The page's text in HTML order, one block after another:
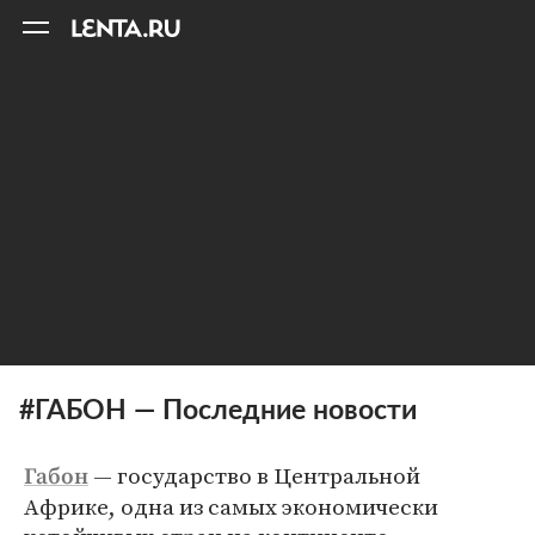
#ГАБОН — Последние новости
Габон — государство в Центральной
Африке, одна из самых экономически